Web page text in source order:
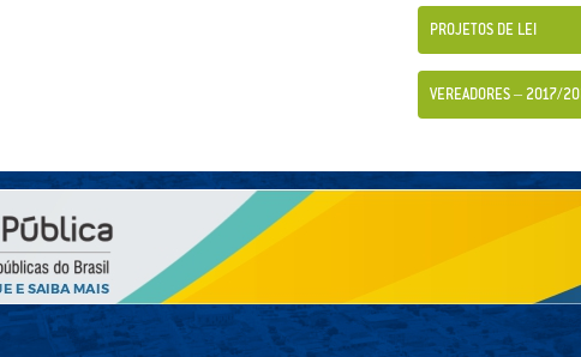
PROJETOS DE LEI
VEREADORES – 2017/